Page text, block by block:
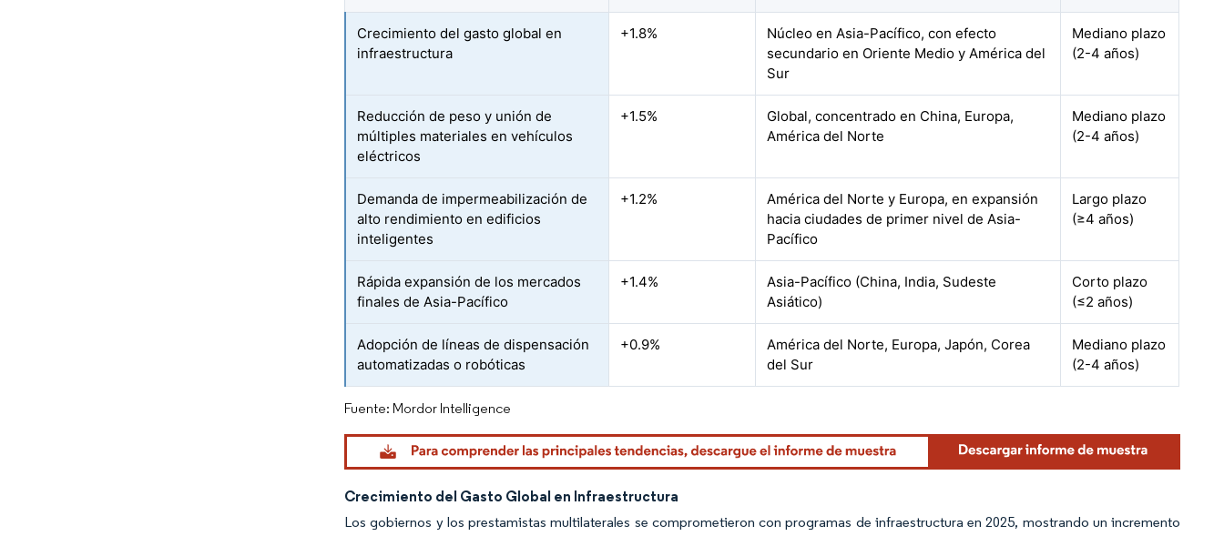
Crecimiento del gasto global en
infraestructura
+1.8%
Núcleo en Asia-Pacífico, con efecto
secundario en Oriente Medio y América del
Sur
Mediano plazo
(2-4 años)
Reducción de peso y unión de
múltiples materiales en vehículos
eléctricos
+1.5%
Global, concentrado en China, Europa,
América del Norte
Mediano plazo
(2-4 años)
Demanda de impermeabilización de
alto rendimiento en edificios
inteligentes
+1.2%
América del Norte y Europa, en expansión
hacia ciudades de primer nivel de Asia-
Pacífico
Largo plazo
(≥4 años)
Rápida expansión de los mercados
finales de Asia-Pacífico
+1.4%
Asia-Pacífico (China, India, Sudeste
Asiático)
Corto plazo
(≤2 años)
Adopción de líneas de dispensación
automatizadas o robóticas
+0.9%
América del Norte, Europa, Japón, Corea
del Sur
Mediano plazo
(2-4 años)
Fuente: Mordor Intelligence
Crecimiento del Gasto Global en Infraestructura
Los gobiernos y los prestamistas multilaterales se comprometieron con programas de infraestructura en 2025, mostrando un incremento